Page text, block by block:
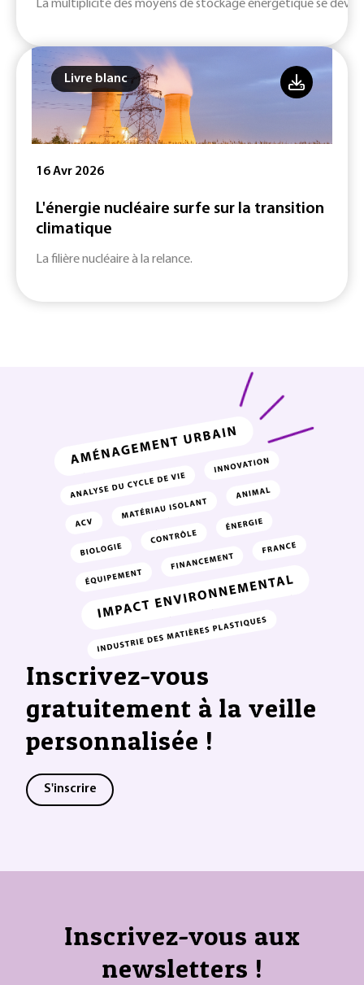
La multiplicité des moyens de stockage énergétique se
Livre blanc
16 Avr 2026
L'énergie nucléaire surfe sur la transition
climatique
La filière nucléaire à la relance.
Inscrivez-vous
gratuitement à la veille
personnalisée !
S'inscrire
Inscrivez-vous aux
newsletters !